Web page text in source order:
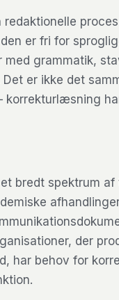
er fri for
med grammatik,
er ikke det
korrekturlæsning
bredt spektrum
der
har behov for